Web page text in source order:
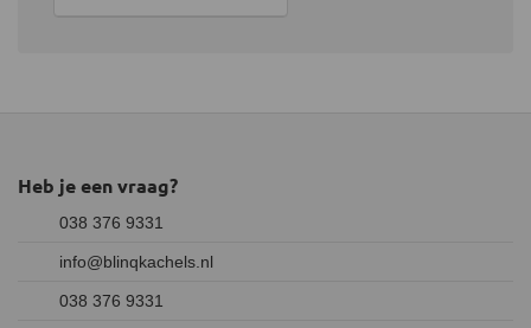
Heb je een vraag?
038 376 9331
info@blinqkachels.nl
038 376 9331